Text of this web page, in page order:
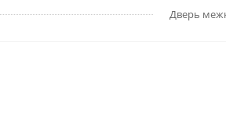
Дверь